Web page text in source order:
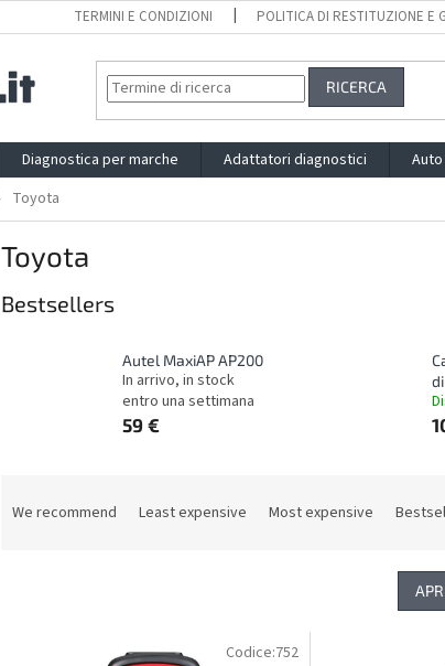
TERMINI E CONDIZIONI POLITICA DI RESTITUZIONE E
RICERCA
Diagnostica per marche Adattatori diagnostici
Toyota
Toyota
Bestsellers
Autel MaxiAP AP200
In arrivo, in stock
entro una settimana
59 €
We recommend Least expensive Most expensive
Codice:752